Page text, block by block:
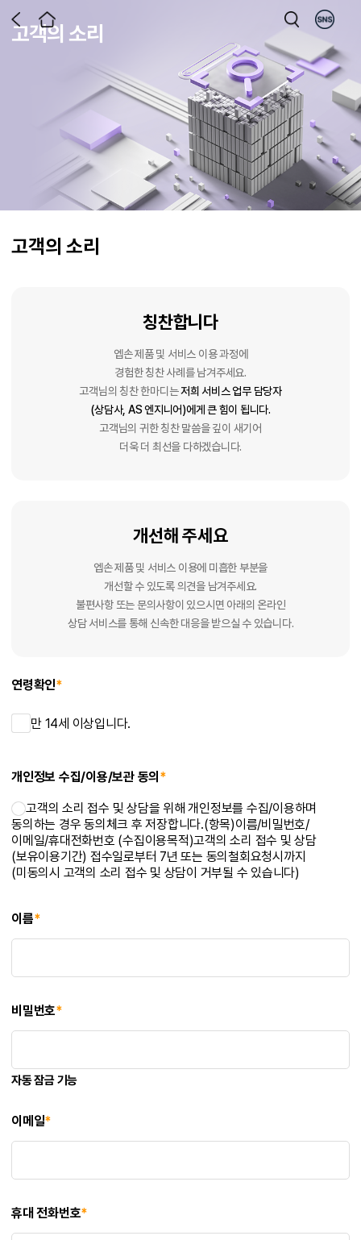
고객의 소리
고객의 소리
칭찬합니다
엡손 제품 및 서비스 이용 과정에
경험한 칭찬 사례를 남겨주세요.
고객님의 칭찬 한마디는저희 서비스 업무 담당자
(상담사, AS 엔지니어)에게 큰 힘이 됩니다.
고객님의 귀한 칭찬 말씀을 깊이 새기어
더욱 더 최선을 다하겠습니다.
개선해 주세요
엡손 제품 및 서비스 이용에 미흡한 부분을
개선할 수 있도록 의견을 남겨주세요.
불편사항 또는 문의사항이 있으시면 아래의 온라인
상담 서비스를 통해 신속한 대응을 받으실 수 있습니다.
연령확인*
만 14세 이상입니다.
개인정보 수집/이용/보관 동의 *
고객의 소리 접수 및 상담을 위해 개인정보를 수집/이용하며
동의하는 경우 동의체크 후 저장합니다.(항목)이름/비밀번호/
이메일/휴대전화번호 (수집이용목적)고객의 소리 접수 및 상담
(보유이용기간) 접수일로부터 7년 또는 동의철회요청시까지
(미동의시 고객의 소리 접수 및 상담이 거부될 수 있습니다)
이름*
비밀번호*
자동 잠금 기능
이메일*
휴대 전화번호*